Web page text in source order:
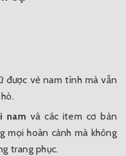
được vẻ nam tính mà vẫn
nam và các item cơ bản
mọi hoàn cảnh mà không
trang phục.